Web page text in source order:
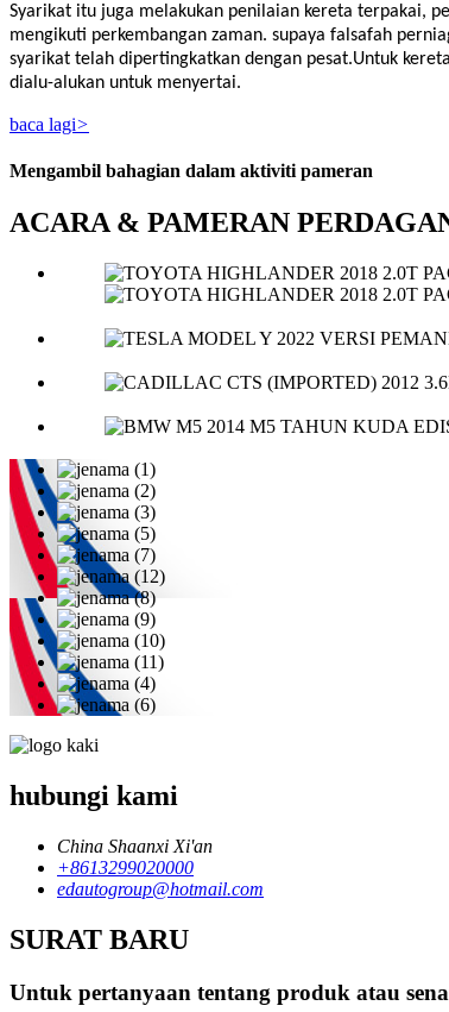
Syarikat itu juga melakukan penilaian kereta terpakai,
mengikuti perkembangan zaman. supaya falsafah
syarikat telah dipertingkatkan dengan pesat.Untuk
dialu-alukan untuk menyertai.
baca lagi>
Mengambil bahagian dalam aktiviti pameran
ACARA & PAMERAN
hubungi kami
China Shaanxi Xi'an
+8613299020000
edautogroup@hotmail.com
SURAT BARU
Untuk pertanyaan tentang produk atau